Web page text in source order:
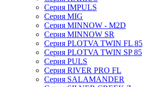
Серия IMPULS
Серия MIG
Серия MINNOW - M2D
Серия MINNOW SR
Серия PLOTVA TWIN FL 85
Серия PLOTVA TWIN SP 85
Серия PULS
Серия RIVER PRO FL
Серия SALAMANDER